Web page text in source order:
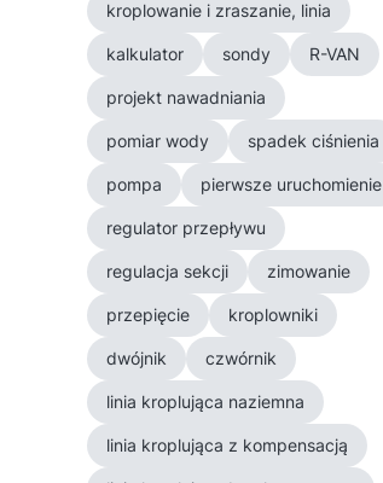
kroplowanie i zraszanie, linia
kalkulator sondy R-VAN
projekt nawadniania
pomiar wody spadek ciśnienia
pompa pierwsze uruchomienie
regulator przepływu
regulacja sekcji zimowanie
przepięcie kroplowniki
dwójnik czwórnik
linia kroplująca naziemna
linia kroplująca z kompensacją